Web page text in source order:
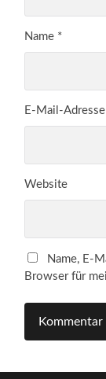
Name *
E-Mail-Adresse
Website
Name, E-
Browser für